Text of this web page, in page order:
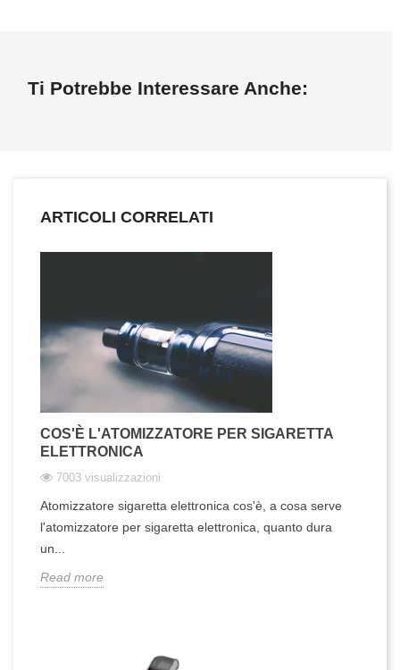
Ti Potrebbe Interessare Anche:
ARTICOLI CORRELATI
COS'È L'ATOMIZZATORE PER SIGARETTA
ELETTRONICA
7003 visualizzazioni
Atomizzatore sigaretta elettronica cos'è, a cosa serve
l'atomizzatore per sigaretta elettronica, quanto dura
un...
Read more